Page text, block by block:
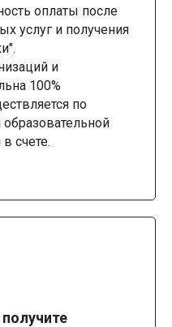
оплаты после
услуг и получения
и
100%
по
счете.